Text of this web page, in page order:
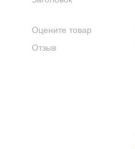
Оцените товар
Отзыв